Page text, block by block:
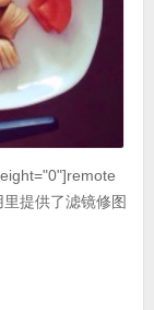
提供了滤镜修图